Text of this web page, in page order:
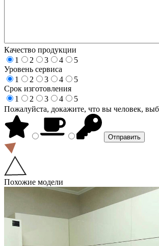
Качество продукции
1
2 3 4
5
Уровень сервиса
1
2 3 4
5
Срок изготовления
1
2 3 4
5
Пожалуйста, докажите, что вы человек,
Похожие модели